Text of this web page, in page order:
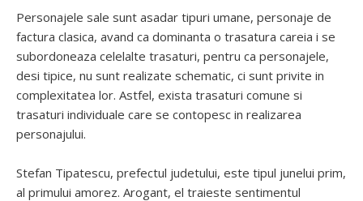
Personajele sale sunt asadar tipuri umane, personaje de
factura clasica, avand ca dominanta o trasatura careia i se
subordoneaza celelalte trasaturi, pentru ca personajele,
desi tipice, nu sunt realizate schematic, ci sunt privite in
complexitatea lor. Astfel, exista trasaturi comune si
trasaturi individuale care se contopesc in realizarea
personajului.
Stefan Tipatescu, prefectul judetului, este tipul junelui prim,
al primului amorez. Arogant, el traieste sentimentul